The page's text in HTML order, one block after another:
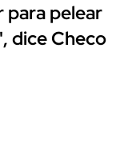
para pelear
dice Checo